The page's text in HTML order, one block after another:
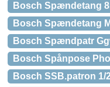
Bosch Spændetang
Bosch Spændetang
Bosch Spændpatr
Bosch Spånpose
Bosch SSB.patron 1/